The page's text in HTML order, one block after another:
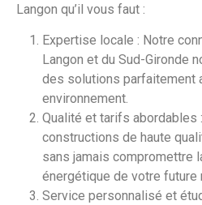
Langon qu’il vous faut :
Expertise locale : Notre
Langon et du Sud-Gironde
des solutions parfaitement
environnement.
Qualité et tarifs abordables
constructions de haute
sans jamais compromettre
énergétique de votre future
Service personnalisé et